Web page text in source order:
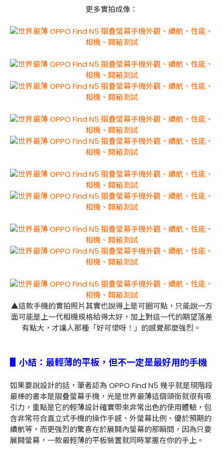
更多實拍成像：
▲這款手機的實拍照片其實也說得上是可圈可點，只能說一方
面可能是上一代相機規格給得太好，加上對這一代的期望落差
有點大，才讓人那種「好可惜呀！」的感覺那麼強烈。
▋小結：最輕薄的平板，但不一定是最好用的手機
如果要說設計的話，筆者認為 OPPO Find N5 幾乎就是現階段
最棒的書本是摺疊螢幕手機，光是世界最薄這個頭銜就很有吸
引力，重點是它的輕薄設計確實帶來非常出色的使用體驗，包
含非常符合直立式手機的操作手感、外螢幕比例、優於預期的
續航等，而更強烈的驚喜在於展開內螢幕的那瞬間，因為只要
展開螢幕，一款最輕薄的平板裝置就同時掌握在你的手上。